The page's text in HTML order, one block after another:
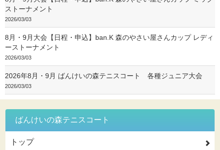
ストーナメント
2026/03/03
8月・9月大会【日程・申込】ban.K 森のやさい屋さんカップ レディ
ーストーナメント
2026/03/03
2026年8月・9月 ばんけいの森テニスコート 各種ジュニア大会
2026/03/03
ばんけいの森テニスコート
トップ 2